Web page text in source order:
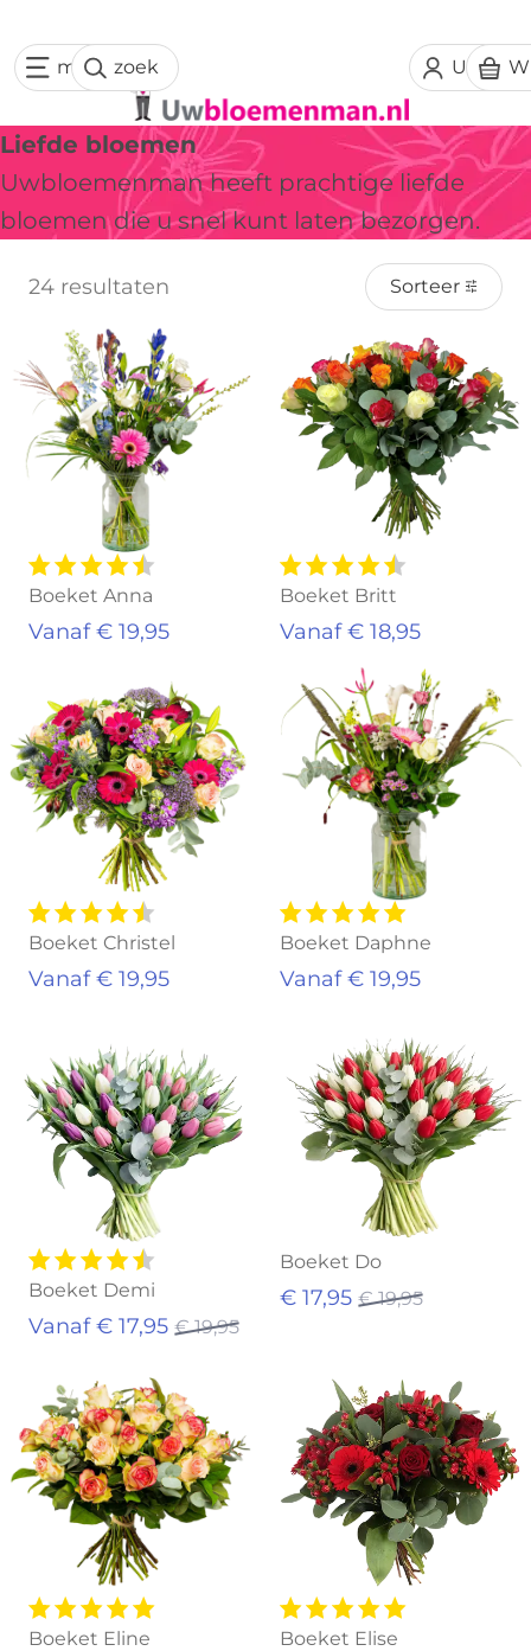
Uw
menuzoek
Liefde bloemen
Uwbloemenman heeft prachtige liefde
bloemen die u snel kunt laten bezorgen.
24 resultaten Sorteer
Boeket Anna
Vanaf € 19,95
Boeket Britt
Vanaf € 18,95
Boeket Christel
Vanaf € 19,95
Boeket Daphne
Vanaf € 19,95
Uitverkocht
Boeket Demi
Vanaf € 17,95 € 19,95
Uitverkocht
Boeket Do
€ 17,95 € 19,95
Boeket Eline Boeket Elise